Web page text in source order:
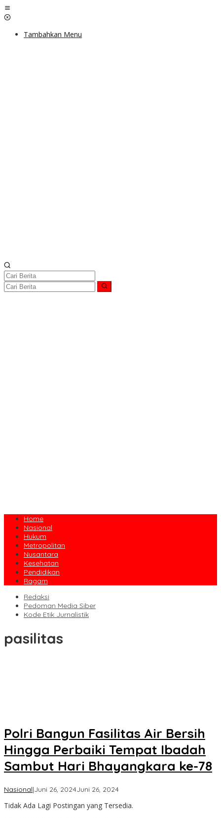
Lewati
ke
Tambahkan Menu
Home
Nasional
Hukum
Metropolitan
Nusantara
Kesehatan
Pendidikan
Ragam
Redaksi
Pedoman Media Siber
Kode Etik Jurnalistik
pasilitas
Polri Bangun Fasilitas Air Bersih
Hingga Perbaiki Tempat Ibadah
Sambut Hari Bhayangkara ke-78
Nasional|Juni 26, 2024Juni 26, 2024oleh
KPK
Tidak Ada Lagi Postingan yang Tersedia.